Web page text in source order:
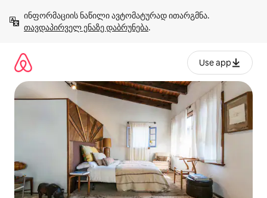
გადასვლა
თავდაპირველ ენაზე დაბრუნება.
Use app